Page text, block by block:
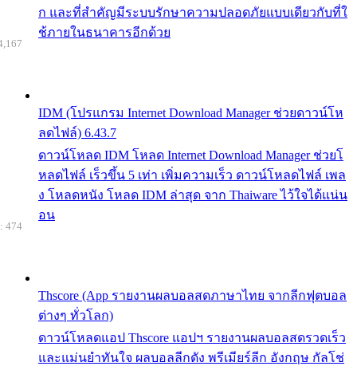
ก และที่สำคัญมีระบบรักษาความปลอดภัยแบบเดียวกับที่ใ
ช้ภายในธนาคารอีกด้วย
IDM (โปรแกรม Internet Download Manager ช่วยดาวน์โห
ลดไฟล์) 6.43.7
ดาวน์โหลด IDM โหลด Internet Download Manager ช่วยโ
หลดไฟล์ เร็วขึ้น 5 เท่า เพิ่มความเร็ว ดาวน์โหลดไฟล์ เพล
ง โหลดหนัง โหลด IDM ล่าสุด จาก Thaiware ไว้ใจได้แน่น
อน
Thscore (App รายงานผลบอลสดภาษาไทย จากลีกฟุตบอล
ต่างๆ ทั่วโลก)
ดาวน์โหลดแอป Thscore แอปฯ รายงานผลบอลสดรวดเร็ว
และแม่นยำทันใจ ผลบอลลีกดัง พรีเมียร์ลีก อังกฤษ กัลโช่
474